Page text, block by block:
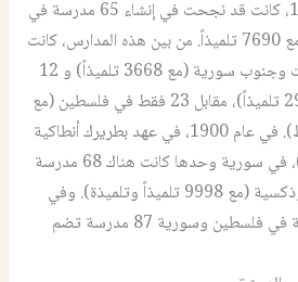
المقدسة. بحلول عام 1899، كانت قد نجحت في إنشاء 65 مدرسة في
فلسطين وسورية ولبنان، مع 7690 تلميذاً. من بين هذه المدارس، كانت
هناك 30 مدرسة في بيروت وجنوب سورية (مع 3668 تلميذاً) و 12
في شمال سورية (مع 2948 تلميذاً)، مقابل 23 فقط في فلسطين (مع
1074 تلميذاً وتلميذة فقط). في عام 1900، في عهد بطريرك أنطاكية
ملاتيوس (1899- 1906)، في سورية وحدها كانت هناك 68 مدرسة
للجمعية الفلسطينية الأرثوذكسية (مع 9998 تلميذاً وتلميذة). وفي
عام 1904، صارت للجمعية في فلسطين وسورية 87 مدرسة تضم